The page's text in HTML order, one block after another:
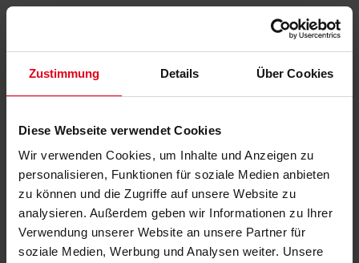
Zustimmung Details Über Cookies
Diese Webseite verwendet Cookies
Wir verwenden Cookies, um Inhalte und Anzeigen zu
personalisieren, Funktionen für soziale Medien anbieten
zu können und die Zugriffe auf unsere Website zu
analysieren. Außerdem geben wir Informationen zu Ihrer
Verwendung unserer Website an unsere Partner für
soziale Medien, Werbung und Analysen weiter. Unsere